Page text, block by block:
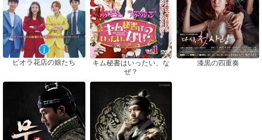
ピオラ花店の娘たち
キム秘書はいったい、な
ぜ？
漆黒の四重奏